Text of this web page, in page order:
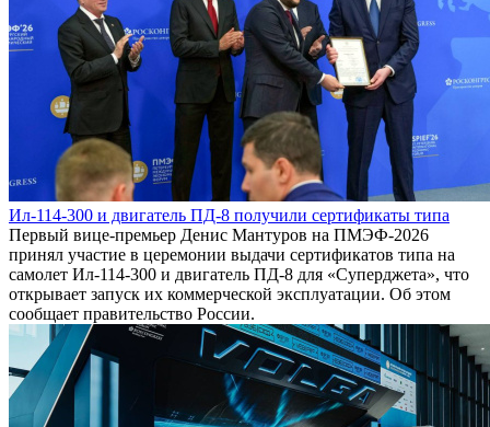
Ил-114-300 и двигатель ПД-8 получили сертификаты типа
Первый вице-премьер Денис Мантуров на ПМЭФ-2026
принял участие в церемонии выдачи сертификатов типа на
самолет Ил-114-300 и двигатель ПД-8 для «Суперджета», что
открывает запуск их коммерческой эксплуатации. Об этом
сообщает правительство России.